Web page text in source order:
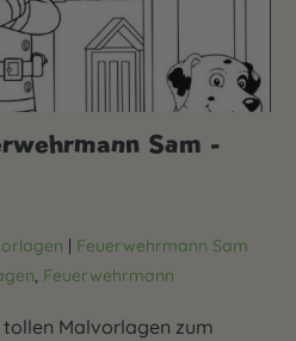
Sam -
| Feuerwehrmann Sam
, Feuerwehrmann
tollen Malvorlagen zum